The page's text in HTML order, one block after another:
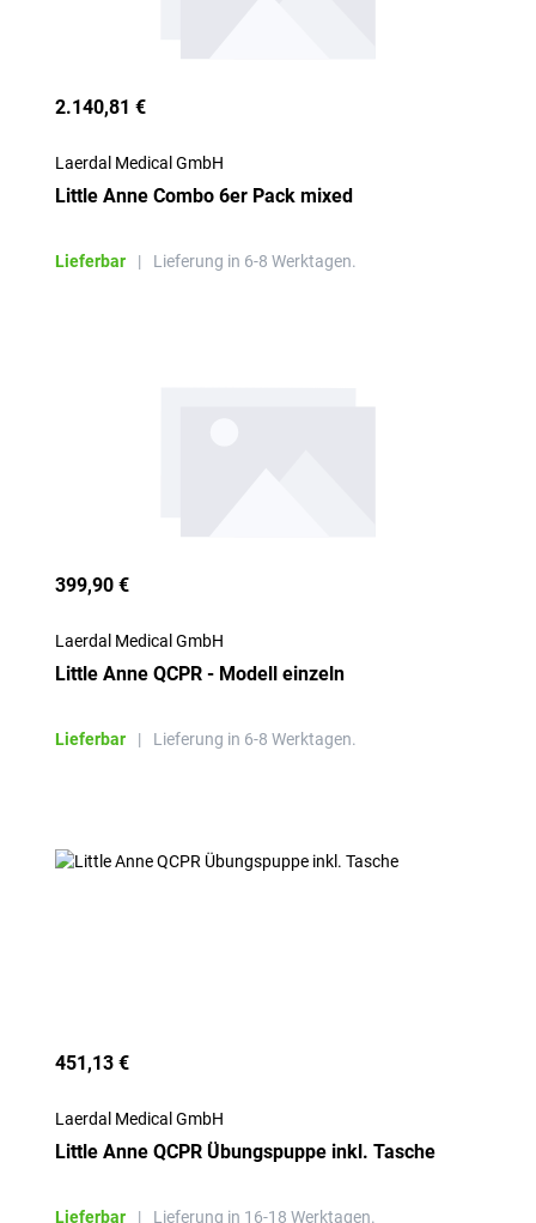
2.140,81 €
Laerdal Medical GmbH
Little Anne Combo 6er Pack mixed
Lieferbar | Lieferung in 6-8 Werktagen.
399,90 €
Laerdal Medical GmbH
Little Anne QCPR - Modell einzeln
Lieferbar | Lieferung in 6-8 Werktagen.
451,13 €
Laerdal Medical GmbH
Little Anne QCPR Übungspuppe inkl. Tasche
Lieferbar | Lieferung in 16-18 Werktagen.